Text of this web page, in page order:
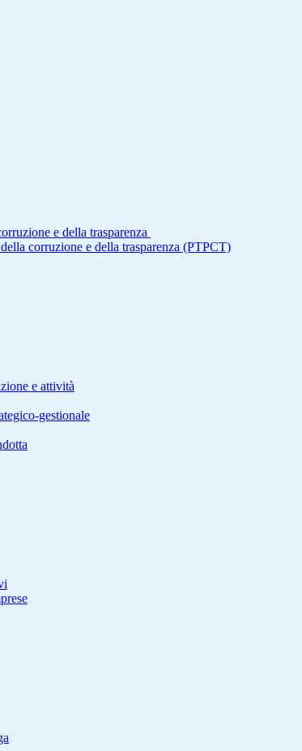
e della trasparenza
corruzione e della trasparenza (PTPCT)
e attività
gestionale